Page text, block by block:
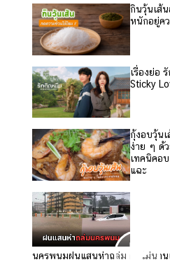
กินวุ้นเส้
หนักอยู่ค
เรื่องย่อ
Sticky
กุ้งอบวุ้น
ง่าย ๆ ด้
เทคนิคอ
แฉะ
นครพนมฝนแสนห่าถล่ม ตกไม่นา